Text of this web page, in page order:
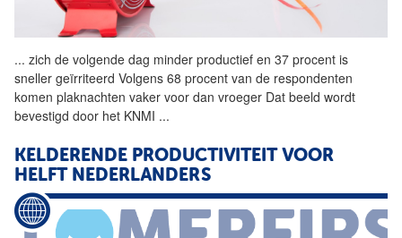
... zich de volgende dag minder productief en 37 procent is
sneller geïrriteerd Volgens 68 procent van de respondenten
komen plaknachten vaker voor dan vroeger Dat beeld wordt
bevestigd door het KNMI ...
KELDERENDE PRODUCTIVITEIT VOOR
HELFT NEDERLANDERS